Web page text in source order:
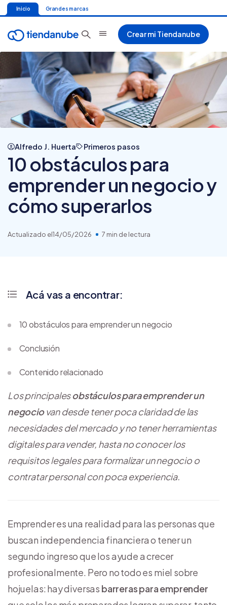
Inicio Grandes marcas
Crear mi Tiendanube
Alfredo J. Huerta Primeros pasos
10 obstáculos para
emprender un negocio y
cómo superarlos
Actualizado el14/05/2026 7 min de lectura
Los principalesobstáculos para emprender un
negociovan desde tener poca claridad de las
necesidades del mercado y no tener herramientas
digitales para vender, hasta no conocer los
requisitos legales para formalizar un negocio o
contratar personal con poca experiencia.
Emprender es una realidad para las personas que
buscan independencia financiera o tener un
segundo ingreso que los ayude a crecer
profesionalmente. Pero no todo es miel sobre
hojuelas: hay diversas barreras para emprender
Acá vas a encontrar:
10 obstáculos para emprender un negocio
Conclusión
Contenido relacionado